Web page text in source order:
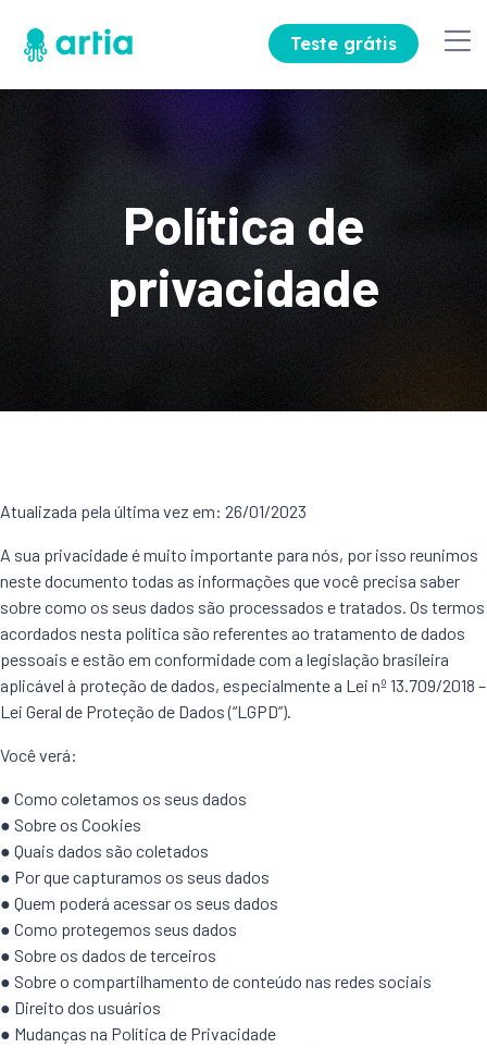
Teste grátis
Política de
privacidade
Atualizada pela última vez em: 26/01/2023
A sua privacidade é muito importante para nós, por isso reunimos
neste documento todas as informações que você precisa saber
sobre como os seus dados são processados e tratados. Os termos
acordados nesta política são referentes ao tratamento de dados
pessoais e estão em conformidade com a legislação brasileira
aplicável à proteção de dados, especialmente a Lei nº 13.709/2018 –
Lei Geral de Proteção de Dados (“LGPD”).
Você verá:
● Como coletamos os seus dados
● Sobre os Cookies
● Quais dados são coletados
● Por que capturamos os seus dados
● Quem poderá acessar os seus dados
● Como protegemos seus dados
● Sobre os dados de terceiros
● Sobre o compartilhamento de conteúdo nas redes sociais
● Direito dos usuários
● Mudanças na Política de Privacidade